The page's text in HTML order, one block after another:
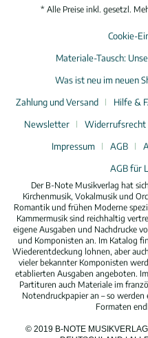
* Alle Preise inkl. gesetzl.
Cookie-
Materiale-Tausch:
Was ist neu im neuen
Zahlung und Versand
Hilfe &
Newsletter
Widerrufsrecht
Impressum
AGB
AGB für
Der B-Note Musikverlag hat
Kirchenmusik, Vokalmusik und
Romantik und frühen Moderne
Kammermusik sind reichhaltig
eigene Ausgaben und Nachdrucke
und Komponisten an. Im Katalog
Wiederentdeckung lohnen, aber
vieler bekannter Komponisten
etablierten Ausgaben angeboten.
Partituren auch Materiale im
Notendruckpapier an – so
Formaten
© 2019 B-NOTE